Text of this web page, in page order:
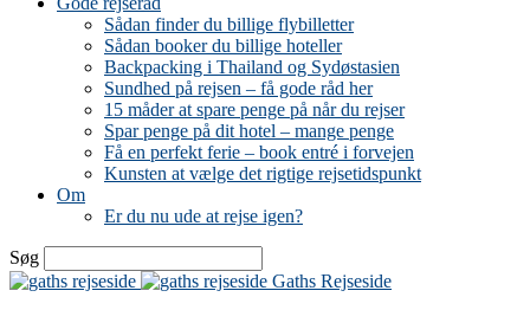
Sådan finder du billige flybilletter
Sådan booker du billige hoteller
Backpacking i Thailand og Sydøstasien
Sundhed på rejsen – få gode råd her
15 måder at spare penge på når du rejser
Spar penge på dit hotel – mange penge
Få en perfekt ferie – book entré i forvejen
Kunsten at vælge det rigtige rejsetidspunkt
Om
Er du nu ude at rejse igen?
Søg
Gaths Rejseside